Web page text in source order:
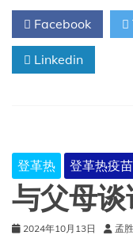
Facebook
Linkedin
登革热 登革热疫苗
与父母谈
2024年10月13日 孟